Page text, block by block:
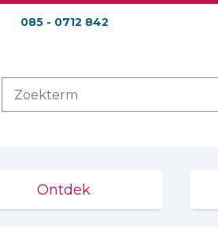
085 - 0712 842
Ontdek